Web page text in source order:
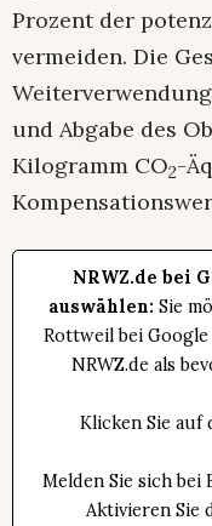
Prozent der
vermeiden. Die
und Abgabe des
Kilogramm CO2-
NRWZ.de bei
auswählen: Sie
Rottweil bei
NRWZ.de als
Klicken Sie auf
Melden Sie sich bei
Aktivieren Sie